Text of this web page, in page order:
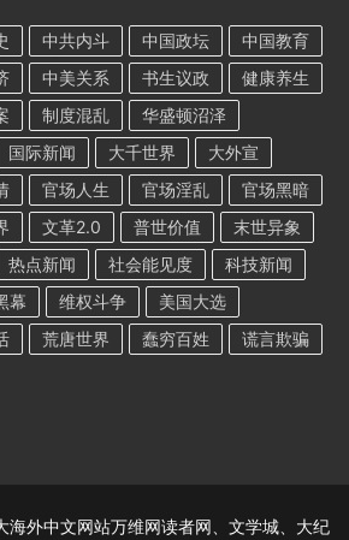
中共内斗 中国政坛
中国教育
中美关系 书生议政
健康养生
制度混乱
华盛顿沼泽
国际新闻 大千世界
大外宣
官场人生 官场淫乱
官场黑暗
文革2.0 普世价值
末世异象
热点新闻 社会能见度
科技新闻
幕 维权斗争
美国大选
荒唐世界 蠢穷百姓
谎言欺骗
海外中文网站万维网读者网、文学城、大纪